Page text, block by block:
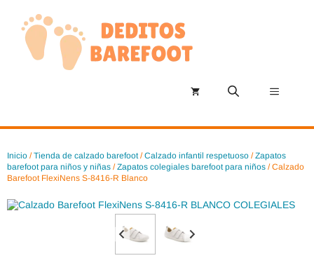
contenido
Menú
Inicio /Tienda de calzado barefoot/Calzado infantil respetuoso /Zapatos
barefoot para niños y niñas /Zapatos colegiales barefoot para niños / Calzado
Barefoot FlexiNens S-8416-R Blanco